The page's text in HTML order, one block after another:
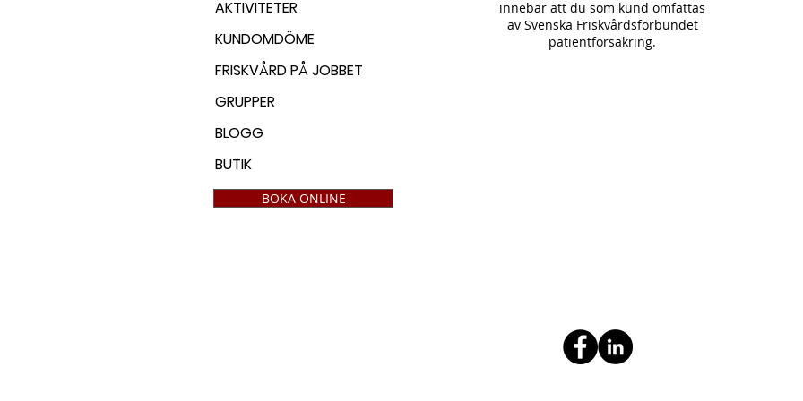
AKTIVITETER
KUNDOMDÖME
FRISKVÅRD PÅ JOBBET
GRUPPER
BLOGG
BUTIK
BOKA ONLINE
innebär att du som kund omfattas
av Svenska Friskvårdsförbundet
patientförsäkring.